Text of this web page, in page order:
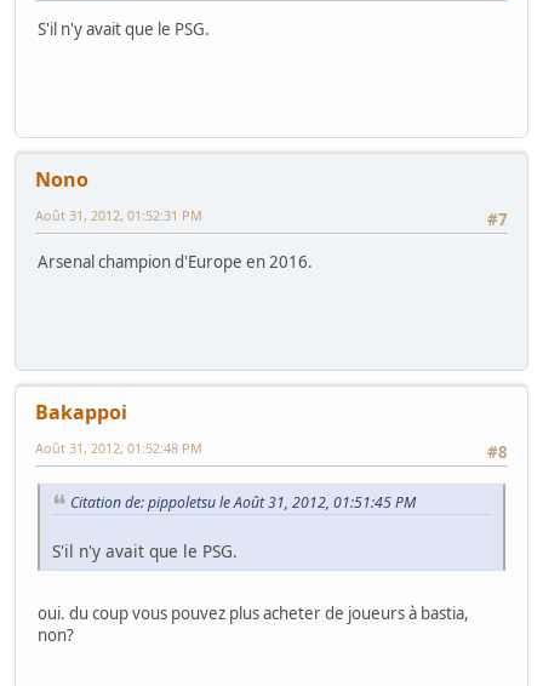
S'il n'y avait que le PSG.
Nono
#7
Août 31, 2012, 01:52:31 PM
Arsenal champion d'Europe en 2016.
Bakappoi
#8
Août 31, 2012, 01:52:48 PM
Citation de: pippoletsu le Août 31, 2012, 01:51:45 PM
S'il n'y avait que le PSG.
oui. du coup vous pouvez plus acheter de joueurs à bastia,
non?